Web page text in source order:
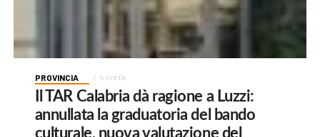
PROVINCIA 4 ore fa
Il TAR Calabria dà ragione a Luzzi:
annullata la graduatoria del bando
culturale, nuova valutazione del